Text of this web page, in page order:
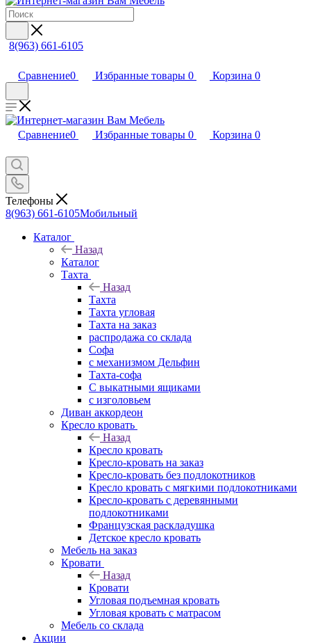
8(963) 661-6105
Сравнение0 Избранные товары 0 Корзина 0
Сравнение0 Избранные товары 0 Корзина 0
Телефоны
8(963) 661-6105Мобильный
Каталог
Назад
Каталог
Тахта
Назад
Тахта
Тахта угловая
Тахта на заказ
распродажа со склада
Софа
с механизмом Дельфин
Тахта-софа
С выкатными ящиками
с изголовьем
Диван аккордеон
Кресло кровать
Назад
Кресло кровать
Кресло-кровать на заказ
Кресло-кровать без подлокотников
Кресло кровать с мягкими подлокотниками
Кресло-кровать с деревянными
подлокотниками
Французская раскладушка
Детское кресло кровать
Мебель на заказ
Кровати
Назад
Кровати
Угловая подъемная кровать
Угловая кровать с матрасом
Мебель со склада
Акции